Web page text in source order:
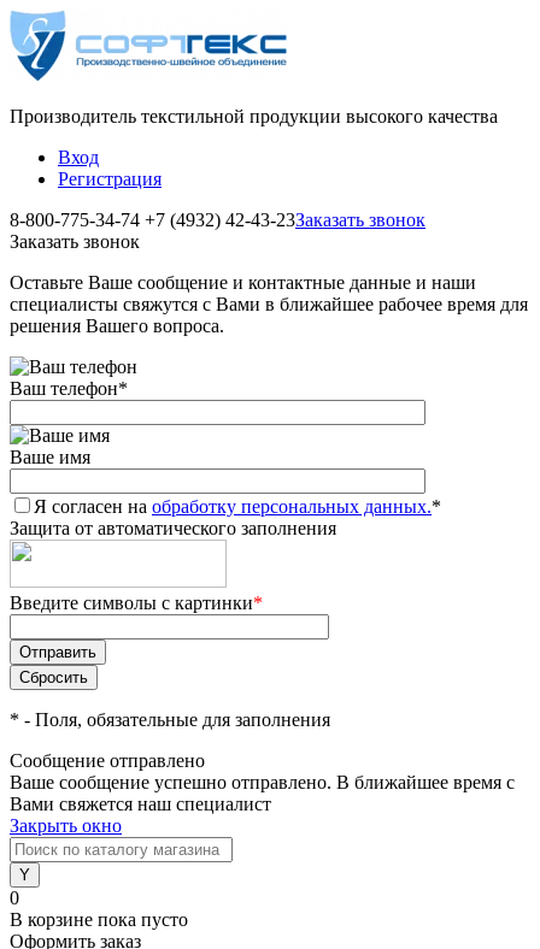
Производитель текстильной продукции высокого качества
Вход
Регистрация
8-800-775-34-74 +7 (4932) 42-43-23Заказать звонок
Заказать звонок
Оставьте Ваше сообщение и контактные данные и наши
специалисты свяжутся с Вами в ближайшее рабочее время для
решения Вашего вопроса.
Ваш телефон*
Ваше имя
Я согласен на обработку персональных данных.*
Защита от автоматического заполнения
Введите символы с картинки*
* - Поля, обязательные для заполнения
Сообщение отправлено
Ваше сообщение успешно отправлено. В ближайшее время с
Вами свяжется наш специалист
Закрыть окно
0
В корзине пока пусто
Оформить заказ